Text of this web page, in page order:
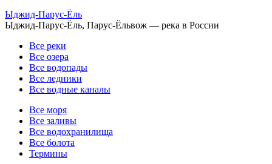
Ыджид-Парус-Ёль
Ыджид-Парус-Ёль, Парус-Ёльвож — река в России
Все реки
Все озера
Все водопады
Все ледники
Все водные каналы
Все моря
Все заливы
Все водохранилища
Все болота
Термины